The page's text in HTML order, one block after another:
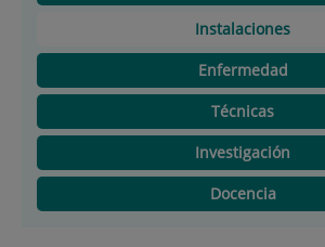
Instalaciones
Enfermedad
Técnicas
Investigación
Docencia